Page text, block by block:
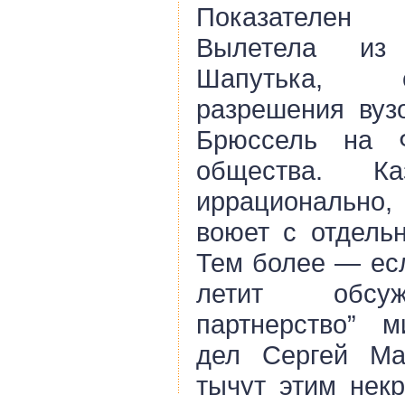
Показателен
Вылетела из
Шапутька,
разрешения
Брюссель на
общества.
воюет с
Тем более —
летит
партнерство”
дел Сергей
тычут этим